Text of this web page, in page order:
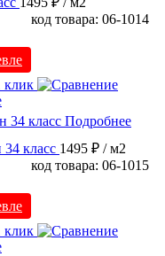
код товара: 06-1014
клик
Подробнее
класс 1495 ₽ / м2
код товара: 06-1015
клик